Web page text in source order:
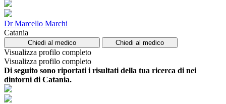
Dr Marcello Marchi
Catania
Chiedi al medico Chiedi al medico
Visualizza profilo completo
Visualizza profilo completo
Di seguito sono riportati i risultati della tua ricerca di nei
dintorni di Catania.